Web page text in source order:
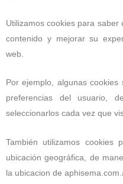
Utilizamos cookies para
contenido y mejorar su
web.
Por ejemplo, algunas
preferencias del usuario,
seleccionarlos cada vez que
También utilizamos cookies
ubicación geográfica, de
la ubicacion de